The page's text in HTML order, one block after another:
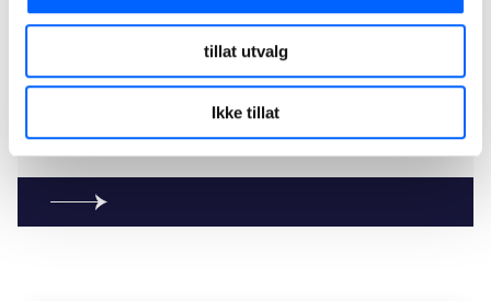
tillat utvalg
Ikke tillat
Tønsberg tinghus
Les mer om prosjektet på våre prosjektsider.